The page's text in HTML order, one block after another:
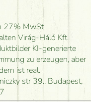
27% MwSt
Virág-Háló Kft.
KI-generierte
zu erzeugen, aber
ist real.
str 39., Budapest,